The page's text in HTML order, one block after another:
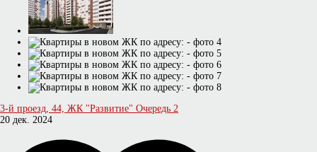
3-й проезд, 44, ЖК "Развитие" Очередь 2
20 дек. 2024